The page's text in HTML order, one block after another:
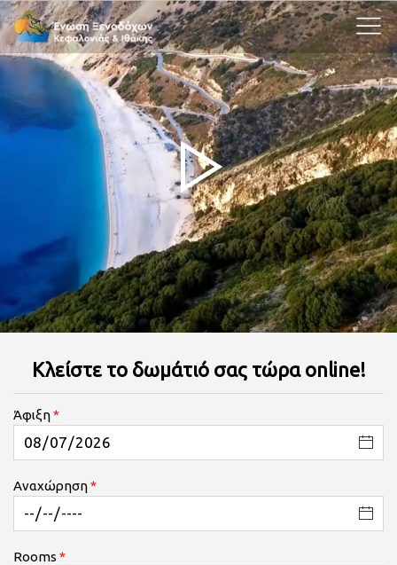
Κλείστε το δωμάτιό σας τώρα online!
Άφιξη
Αναχώρηση
Rooms